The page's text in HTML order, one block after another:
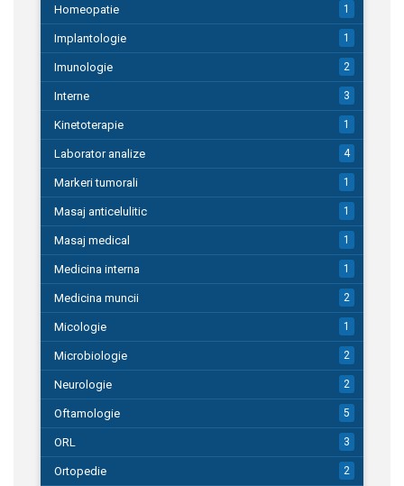
Homeopatie 1
Implantologie 1
Imunologie 2
Interne 3
Kinetoterapie 1
Laborator analize 4
Markeri tumorali 1
Masaj anticelulitic 1
Masaj medical 1
Medicina interna 1
Medicina muncii 2
Micologie 1
Microbiologie 2
Neurologie 2
Oftamologie 5
ORL 3
Ortopedie 2